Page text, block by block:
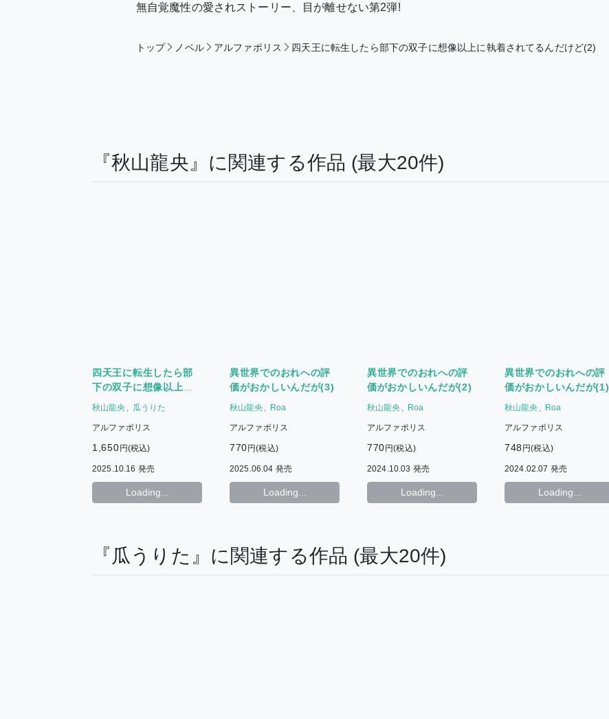
無自覚魔性の愛されストーリー、目が離せない第2弾!
トップ ノベル アルファポリス 四天王に転生したら部下の双子に想像以上に執着されてるんだけど(2)
『秋山龍央』に関連する作品 (最大20件)
四天王に転生したら部
下の双子に想像以上に
執着されてるんだけど
秋山龍央 瓜うりた
アルファポリス
1,650 円(税込)
2025.10.16 発売
Loading...
異世界でのおれへの評
価がおかしいんだが(3)
秋山龍央 Roa
アルファポリス
770 円(税込)
2025.06.04 発売
Loading...
異世界でのおれへの評
価がおかしいんだが(2)
秋山龍央 Roa
アルファポリス
770 円(税込)
2024.10.03 発売
Loading...
異世界でのおれへの評
価がおかしいんだが(1)
秋山龍央 Roa
アルファポリス
748 円(税込)
2024.02.07 発売
Loading...
『瓜うりた』に関連する作品 (最大20件)